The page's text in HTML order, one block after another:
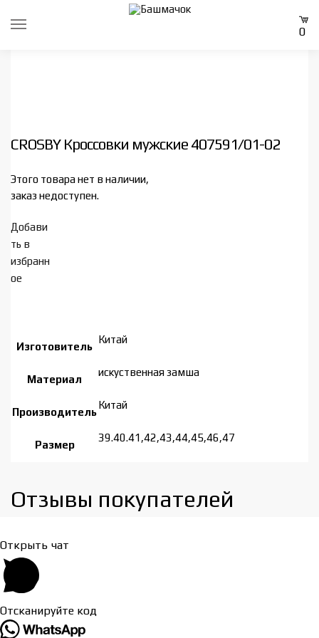
0
CROSBY Кроссовки мужские 407591/01-02
Этого товара нет в наличии,
заказ недоступен.
Добави
ть в
избранн
ое
Изготовитель
Китай
Материал
искуственная замша
Производитель
Китай
Размер
39.40.41,42,43,44,45,46,47
Отзывы покупателей​
Открыть чат
Отсканируйте код